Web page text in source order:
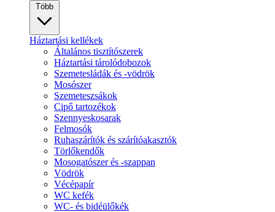
Háztartási kellékek
Általános tisztítószerek
Háztartási tárolódobozok
Szemetesládák és -vödrök
Mosószer
Szemeteszsákok
Cipő tartozékok
Szennyeskosarak
Felmosók
Ruhaszárítók és szárítóakasztók
Törlőkendők
Mosogatószer és -szappan
Vödrök
Vécépapír
WC kefék
WC- és bidéülőkék